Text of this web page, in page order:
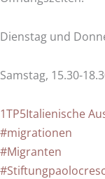
Dienstag und
Samstag, 15.30-
1TP5Italienische
#migrationen
#Migranten